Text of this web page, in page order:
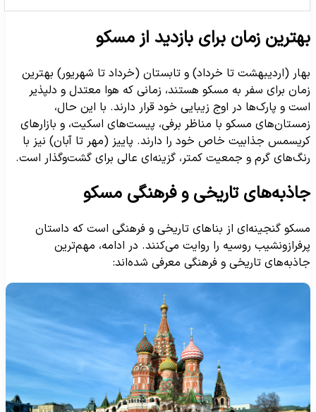
زمان برای بازدید از مسکو
(اردیبهشت تا خرداد) و تابستان (خرداد تا شهریور) بهترین
برای سفر به مسکو هستند، زمانی که هوا معتدل و دلپذیر
و پارک‌ها در اوج زیبایی خود قرار دارند. با این حال،
مسکو با مناظر برفی، پیست‌های اسکیت، و بازارهای
جذابیت خاص خود را دارند. پاییز (مهر تا آبان) نیز با
گرم و جمعیت کمتر، گزینه‌ای عالی برای گشت‌وگذار است.
تاریخی و فرهنگی مسکو
گنجینه‌ای از بناهای تاریخی و فرهنگی است که داستان
روسیه را روایت می‌کنند. در ادامه، مهم‌ترین
تاریخی و فرهنگی معرفی شده‌اند: